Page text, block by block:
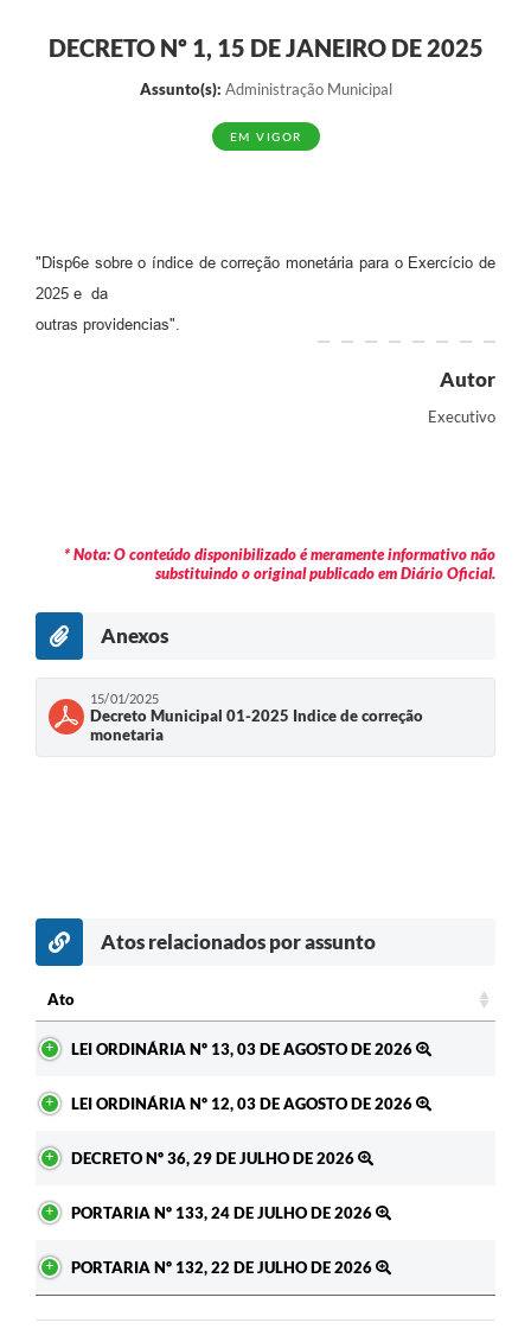
DECRETO Nº 1, 15 DE JANEIRO DE 2025
Assunto(s): Administração Municipal
EM VIGOR
"Disp6e sobre o índice de correção monetária para o Exercício de
2025 e da
outras providencias".
Autor
Executivo
* Nota: O conteúdo disponibilizado é meramente informativo não
substituindo o original publicado em Diário Oficial.
Anexos
15/01/2025
Decreto Municipal 01-2025 Indice de correção
monetaria
Atos relacionados por assunto
Ato
LEI ORDINÁRIA Nº 13, 03 DE AGOSTO DE 2026
LEI ORDINÁRIA Nº 12, 03 DE AGOSTO DE 2026
DECRETO Nº 36, 29 DE JULHO DE 2026
PORTARIA Nº 133, 24 DE JULHO DE 2026
PORTARIA Nº 132, 22 DE JULHO DE 2026